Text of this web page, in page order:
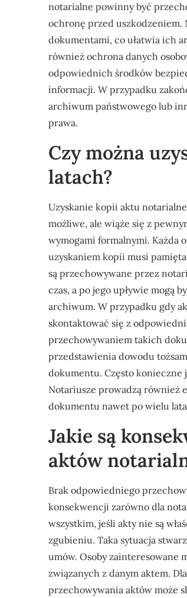
notarialne powinny być
ochronę przed uszkodzeniem.
dokumentami, co ułatwia ich
również ochrona danych
odpowiednich środków
informacji. W przypadku
archiwum państwowego lub
prawa.
Czy można
latach?
Uzyskanie kopii aktu
możliwe, ale wiąże się z
wymogami formalnymi. Każda
uzyskaniem kopii musi
są przechowywane przez
czas, a po jego upływie mogą
archiwum. W przypadku gdy
skontaktować się z
przechowywaniem takich
przedstawienia dowodu
dokumentu. Często konieczne
Notariusze prowadzą również
dokumentu nawet po wielu
Jakie są
aktów
Brak odpowiedniego
konsekwencji zarówno dla
wszystkim, jeśli akty nie są
zgubieniu. Taka sytuacja
umów. Osoby
związanych z danym aktem.
przechowywania aktów może